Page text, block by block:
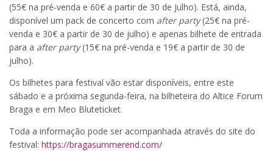
(55€ na pré-venda e 60€ a partir de 30 de Julho). Está, ainda,
disponível um pack de concerto com after party(25€ na pré-
venda e 30€ a partir de 30 de julho) e apenas bilhete de entrada
para a after party(15€ na pré-venda e 19€ a partir de 30 de
julho).
Os bilhetes para festival vão estar disponíveis, entre este
sábado e a próxima segunda-feira, na bilheteira do Altice Forum
Braga e em Meo Bluteticket.
Toda a informação pode ser acompanhada através do site do
festival: https://bragasummerend.com/